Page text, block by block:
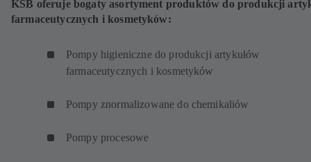
KSB oferuje bogaty asortyment produktów do produkcji
farmaceutycznych i kosmetyków:
Pompy higieniczne do produkcji artykułów
farmaceutycznych i kosmetyków
Pompy znormalizowane do chemikaliów
Pompy procesowe